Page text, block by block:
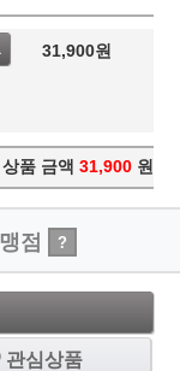
31,900원
품 금액 31,900 원
점 ?
관심상품